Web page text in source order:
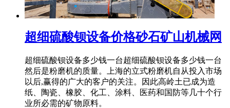
超细硫酸钡设备价格砂石矿山机械网
超细硫酸钡设备多少钱一台超细硫酸钡设备多少钱一台
然后是粉磨机的质量。上海的立式粉磨机自从投入市场
以后,赢得的广大的客户的关注。因此高岭土已成为造
纸、陶瓷、橡胶、化工、涂料、医药和国防等几十个行
业所必需的矿物原料。